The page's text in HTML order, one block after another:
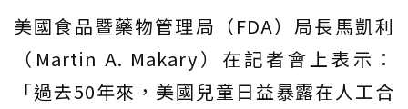
美國食品暨藥物管理局（FDA）局長馬凱利
（Martin A. Makary）在記者會上表示：
「過去50年來，美國兒童日益暴露在人工合